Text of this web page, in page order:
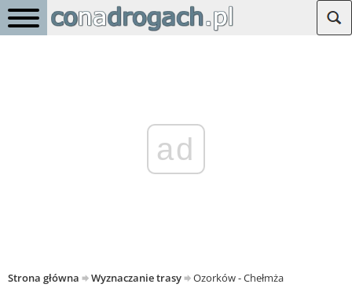
ad
Strona główna Wyznaczanie trasy Ozorków - Chełmża